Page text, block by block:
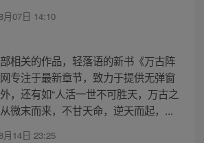
月07日 14:10
相关的作品，轻落语的新书《万古阵
专注于最新章节，致力于提供无弹窗
，还有如“人活一世不可胜天，万古之
微末而来，不甘天命，逆天而起，...
月14日 23:25